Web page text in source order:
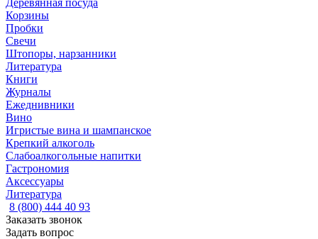
Деревянная посуда
Корзины
Пробки
Свечи
Штопоры, нарзанники
Литература
Книги
Журналы
Ежеднивники
Вино
Игристые вина и шампанское
Крепкий алкоголь
Слабоалкогольные напитки
Гастрономия
Аксессуары
Литература
8 (800) 444 40 93
Заказать звонок
Задать вопрос